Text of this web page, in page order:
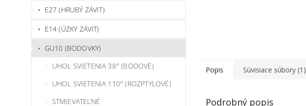
E27 (HRUBÝ ZÁVIT)
E14 (ÚZKY ZÁVIT)
GU10 (BODOVKY)
UHOL SVIETENIA 38° (BODOVÉ)
UHOL SVIETENIA 110° (ROZPTYLOVÉ)
STMIEVATEĽNÉ
Popis Súvisiace súbory (1)
Podrobný popis